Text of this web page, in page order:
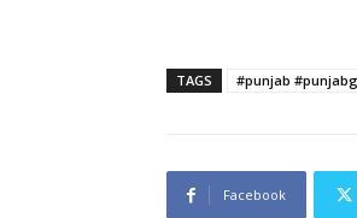
TAGS #punjab
Facebook